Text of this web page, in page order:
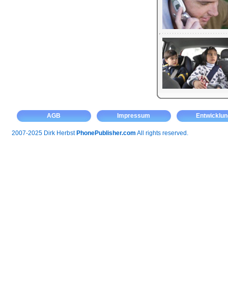
AGB Impressum
2007-2025 Dirk Herbst PhonePublisher.com All rights reserved.